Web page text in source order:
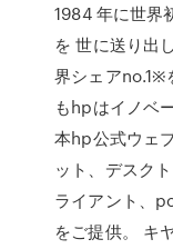
1984 年に世界
を 世に送り出
界シェアno.1※
もhpはイノベ
本hp公式ウェ
ット、デスク
ライアント、
をご提供。 キ